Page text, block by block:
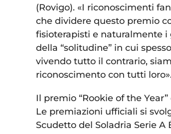
(Rovigo). «I riconoscimenti
che dividere questo premio
fisioterapisti e naturalmente
della “solitudine” in cui
vivendo tutto il contrario,
riconoscimento con tutti
Il premio “Rookie of the
Le premiazioni ufficiali si
Scudetto del Soladria Serie A